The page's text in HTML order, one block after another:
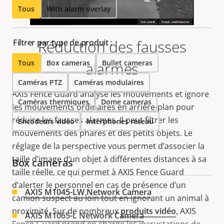
Réduction des fausses
alarmes
AXIS Fence Guard analyse les mouvements et ignore
les mouvements ordinaires en arrière-plan pour
réduireles fausses alarmes. Il peut filtrer les
mouvements des phares et des petits objets. Le
réglage de la perspective vous permet d’associer la
taille d’image d’un objet à différentes distances à sa
taille réelle, ce qui permet à AXIS Fence Guard
d’alerter le personnel en cas de présence d’un
camion suspect au loin tout en ignorant un animal à
proximité.Sur de nombreuxproduits vidéo, AXIS
Tous With alarm overlay
Filtrer par type de produit :
Tous Box cameras Bullet cameras
Caméras PTZ Caméras modulaires
Caméras thermiques Dome cameras
Encodeurs vidéo Interphones réseau
Box cameras
AXIS M1045-LW Network Camera
AXIS M1065-L Network Camera